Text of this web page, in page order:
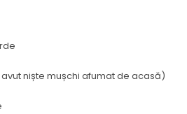
niște mușchi afumat de acasă)